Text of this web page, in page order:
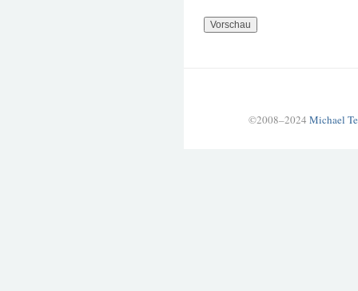
©2008–2024 Michael